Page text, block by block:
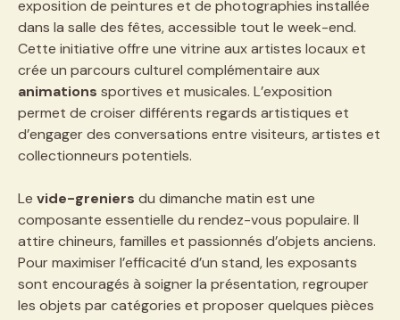
exposition de peintures et de photographies installée
dans la salle des fêtes, accessible tout le week-end.
Cette initiative offre une vitrine aux artistes locaux et
crée un parcours culturel complémentaire aux
animations sportives et musicales. L’exposition
permet de croiser différents regards artistiques et
d’engager des conversations entre visiteurs, artistes et
collectionneurs potentiels.
Le vide-greniers du dimanche matin est une
composante essentielle du rendez-vous populaire. Il
attire chineurs, familles et passionnés d’objets anciens.
Pour maximiser l’efficacité d’un stand, les exposants
sont encouragés à soigner la présentation, regrouper
les objets par catégories et proposer quelques pièces